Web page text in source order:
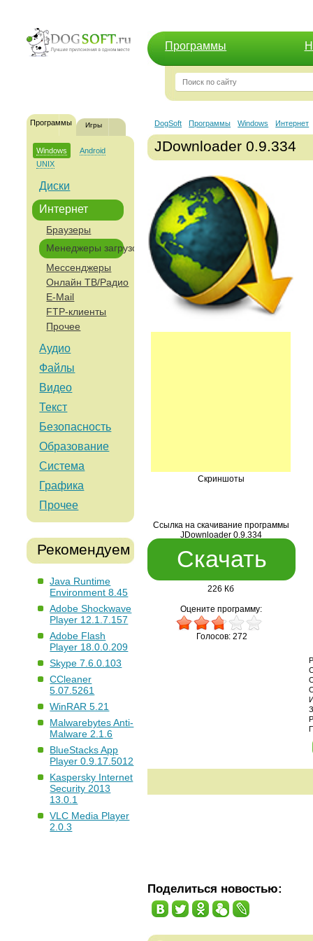
Программы
Программы Игры
Windows
Android
UNIX
Диски
Интернет
Браузеры
Менеджеры загрузок
Мессенджеры
Онлайн ТВ/Радио
E-Mail
FTP-клиенты
Прочее
Аудио
Файлы
Видео
Текст
Безопасность
Образование
Система
Графика
Прочее
Рекомендуем
Java Runtime
Environment 8.45
Adobe Shockwave
Player 12.1.7.157
Adobe Flash
Player 18.0.0.209
Skype 7.6.0.103
CCleaner
5.07.5261
WinRAR 5.21
Malwarebytes Anti-
Malware 2.1.6
BlueStacks App
Player 0.9.17.5012
Kaspersky Internet
Security 2013
13.0.1
VLC Media Player
2.0.3
DogSoft Программы Windows Интернет
JDownloader 0.9.334
Скриншоты
Ссылка на скачивание программы
JDownloader 0.9.334
Скачать
226 Кб
Оцените программу:
Голосов: 272
Поделиться новостью: